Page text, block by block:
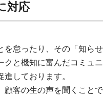
対応
怠ったり、その「知ら
と機知に富んだコミュ
しております。
客の生の声を聞くこと